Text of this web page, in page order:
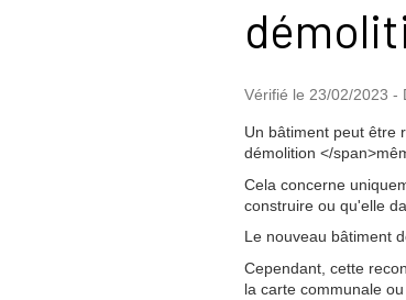
Vérifié le 23/02/2023 -
Un bâtiment peut être
démolition </
Cela concerne
construire ou qu'elle
Le nouveau bâtiment
Cependant, cette
la carte communale